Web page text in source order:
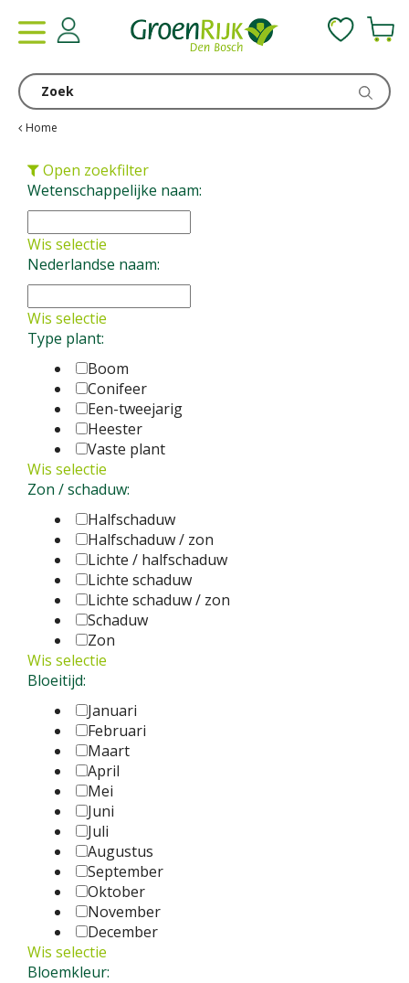
Home
Open zoekfilter
Wetenschappelijke naam:
Wis selectie
Nederlandse naam:
Wis selectie
Type plant:
Boom
Conifeer
Een-tweejarig
Heester
Vaste plant
Wis selectie
Zon / schaduw:
Halfschaduw
Halfschaduw / zon
Lichte / halfschaduw
Lichte schaduw
Lichte schaduw / zon
Schaduw
Zon
Wis selectie
Bloeitijd:
Januari
Februari
Maart
April
Mei
Juni
Juli
Augustus
September
Oktober
November
December
Wis selectie
Bloemkleur: